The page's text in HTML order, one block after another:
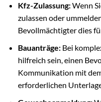
Kfz-Zulassung:Wenn
zulassen oder
Bevollmächtigter dies
Bauanträge:Bei
hilfreich sein, einen
Kommunikation mit
erforderlichen